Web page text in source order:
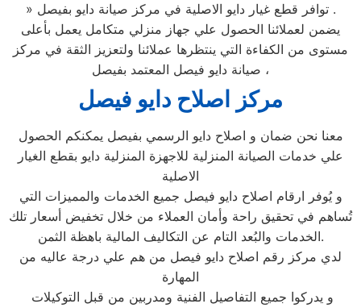
» توافر قطع غيار دايو الاصلية في مركز صيانة دايو بفيصل .
يضمن لعملائنا الحصول علي جهاز منزلي متكامل يعمل بأعلى
مستوى من الكفاءة التي ينتظرها عملائنا ولتعزيز الثقة في مركز
صيانة دايو فيصل المعتمد بفيصل ،
مركز اصلاح دايو فيصل
معنا نحن ضمان و اصلاح دايو الرسمي بفيصل يمكنكم الحصول
علي خدمات الصيانة المنزلية للاجهزة المنزلية دايو بقطع الغيار
الاصلية
و يُوفر ارقام اصلاح دايو فيصل جميع الخدمات والمميزات التي
تُساهم في تحقيق راحة وأمان العملاء من خلال تخفيض أسعار تلك
الخدمات والبُعد التام عن التكاليف المالية باهظة الثمن.
لدي مركز رقم اصلاح دايو فيصل من هم علي درجة عاليه من
المهارة